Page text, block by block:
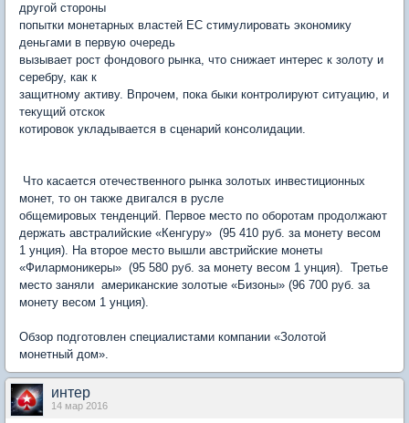
другой стороны
попытки монетарных властей ЕС стимулировать экономику
деньгами в первую очередь
вызывает рост фондового рынка, что снижает интерес к золоту и
серебру, как к
защитному активу. Впрочем, пока быки контролируют ситуацию, и
текущий отскок
котировок укладывается в сценарий консолидации.
Что касается отечественного рынка золотых инвестиционных
монет, то он также двигался в русле
общемировых тенденций. Первое место по оборотам продолжают
держать австралийские «Кенгуру» (95 410 руб. за монету весом
1 унция). На второе место вышли австрийские монеты
«Филармоникеры» (95 580 руб. за монету весом 1 унция). Третье
место заняли американские золотые «Бизоны» (96 700 руб. за
монету весом 1 унция).
Обзор подготовлен специалистами компании «Золотой
монетный дом».
интер
14 мар 2016